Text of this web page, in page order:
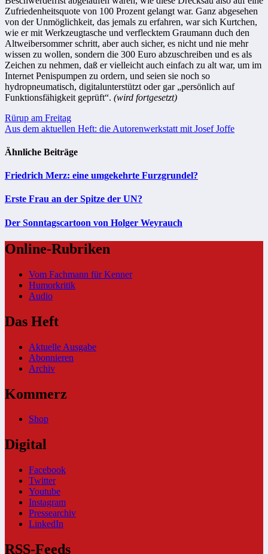
Zufriedenheitsquote von 100 Prozent gelangt war. Ganz abgesehen
von der Unmöglichkeit, das jemals zu erfahren, war sich Kurtchen,
wie er mit Werkzeugtasche und verflecktem Graumann duch den
Altweibersommer schritt, aber auch sicher, es nicht und nie mehr
wissen zu wollen, sondern die 300 Euro abzuschreiben und es als
Zeichen zu nehmen, daß er vielleicht auch einfach zu alt war, um im
Internet Penispumpen zu ordern, und seien sie noch so
hydropneumatisch, digitalunterstützt oder gar „persönlich auf
Funktionsfähigkeit geprüft“. (wird fortgesetzt)
Beitragsnavigation
Rürup am Freitag
Aus dem aktuellen Heft: die Autorenwerkstatt mit Josef Joffe
Ähnliche Beiträge
Friedrich Merz: eine umgekehrte Furzgrundel?
Erste Frau an der Spitze der UN?
Der Sonntagscartoon von Holger Weyrauch
Online-Rubriken
Vom Fachmann für Kenner
Humorkritik
Audio
Das Heft
Aktuelle Ausgabe
Abonnieren
Archiv
Kommerz
Shop
Digital
Facebook
Twitter
Youtube
Instagram
Pressearchiv
LinkedIn
RSS-Feeds